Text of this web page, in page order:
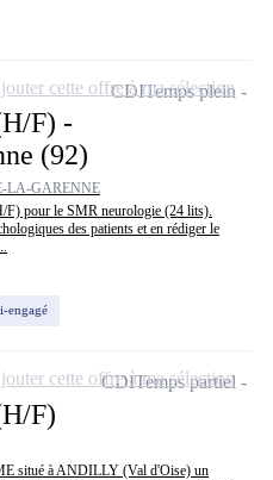
F) -
(92)
LA-GARENNE
F) pour le SMR neurologie (24 lits).
des patients et en rédiger le
engagé
CDITemps plein
cette offre à ma sélection
F)
situé à ANDILLY (Val d'Oise) un
CDITemps partiel
cette offre à ma sélection